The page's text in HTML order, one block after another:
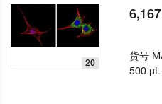
20
货号
500 µL